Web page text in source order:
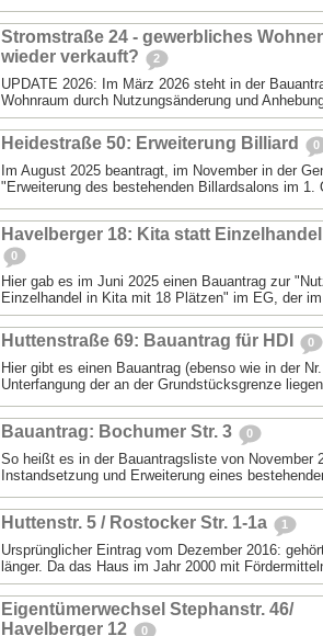
Stromstraße 24 - gewerbliches
wieder verkauft?
2
UPDATE 2026: Im März 2026 steht in der
Wohnraum durch Nutzungsänderung und
Heidestraße 50: Erweiterung Billiard 0
Im August 2025 beantragt, im November in der
"Erweiterung des bestehenden Billardsalons im 1.
Havelberger 18: Kita statt Einzelhandel
0
Hier gab es im Juni 2025 einen Bauantrag zur
Einzelhandel in Kita mit 18 Plätzen" im EG, der
Huttenstraße 69: Bauantrag für HDI 0
Hier gibt es einen Bauantrag (ebenso wie in der
Unterfangung der an der Grundstücksgrenze
Bauantrag: Bochumer Str. 3 0
So heißt es in der Bauantragsliste von November
Instandsetzung und Erweiterung eines
Huttenstr. 5 / Rostocker Str. 1-1a 1
Ursprünglicher Eintrag vom Dezember 2016:
länger. Da das Haus im Jahr 2000 mit
Eigentümerwechsel Stephanstr. 46/
Havelberger 12
0